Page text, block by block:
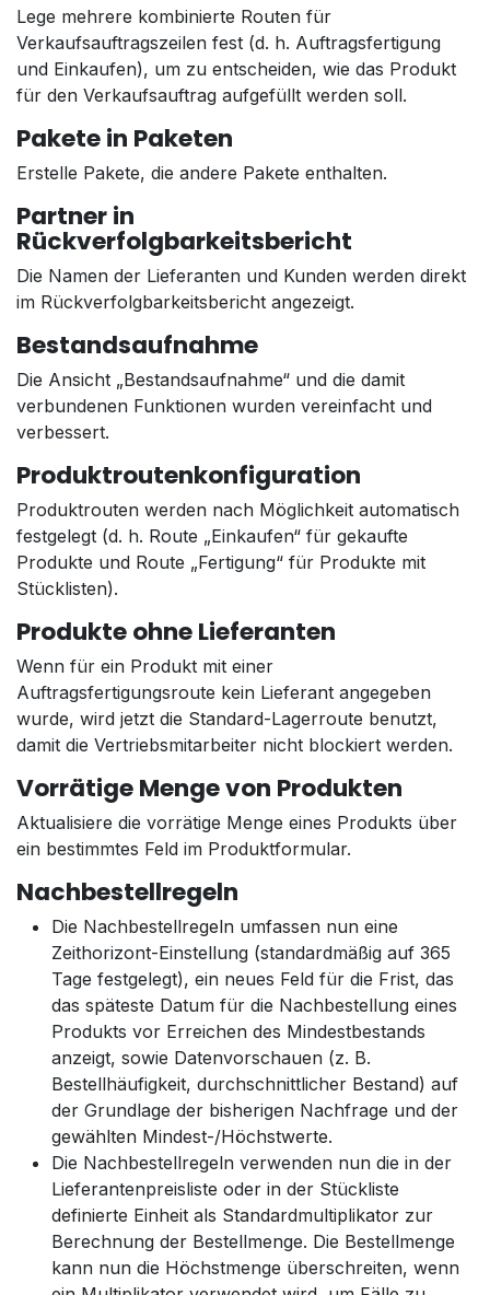
Lege mehrere kombinierte Routen für
Verkaufsauftragszeilen fest (d. h. Auftragsfertigung
und Einkaufen), um zu entscheiden, wie das Produkt
für den Verkaufsauftrag aufgefüllt werden soll.
Pakete in Paketen
Erstelle Pakete, die andere Pakete enthalten.
Partner in
Rückverfolgbarkeitsbericht
Die Namen der Lieferanten und Kunden werden direkt
im Rückverfolgbarkeitsbericht angezeigt.
Bestandsaufnahme
Die Ansicht „Bestandsaufnahme“ und die damit
verbundenen Funktionen wurden vereinfacht und
verbessert.
Produktroutenkonfiguration
Produktrouten werden nach Möglichkeit automatisch
festgelegt (d. h. Route „Einkaufen“ für gekaufte
Produkte und Route „Fertigung“ für Produkte mit
Stücklisten).
Produkte ohne Lieferanten
Wenn für ein Produkt mit einer
Auftragsfertigungsroute kein Lieferant angegeben
wurde, wird jetzt die Standard-Lagerroute benutzt,
damit die Vertriebsmitarbeiter nicht blockiert werden.
Vorrätige Menge von Produkten
Aktualisiere die vorrätige Menge eines Produkts über
ein bestimmtes Feld im Produktformular.
Nachbestellregeln
Die Nachbestellregeln umfassen nun eine
Zeithorizont-Einstellung (standardmäßig auf 365
Tage festgelegt), ein neues Feld für die Frist, das
das späteste Datum für die Nachbestellung eines
Produkts vor Erreichen des Mindestbestands
anzeigt, sowie Datenvorschauen (z. B.
Bestellhäufigkeit, durchschnittlicher Bestand) auf
der Grundlage der bisherigen Nachfrage und der
gewählten Mindest-/Höchstwerte.
Die Nachbestellregeln verwenden nun die in der
Lieferantenpreisliste oder in der Stückliste
definierte Einheit als Standardmultiplikator zur
Berechnung der Bestellmenge. Die Bestellmenge
kann nun die Höchstmenge überschreiten, wenn